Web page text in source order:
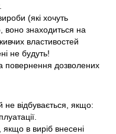
(які хочуть
воно знаходиться на
властивостей
не будуть!
повернення дозволених
відбувається, якщо:
в виріб внесені